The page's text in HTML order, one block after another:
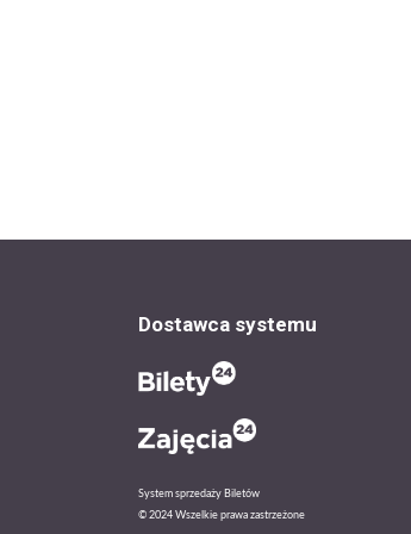
Dostawca systemu
System sprzedaży Biletów
© 2024 Wszelkie prawa zastrzeżone